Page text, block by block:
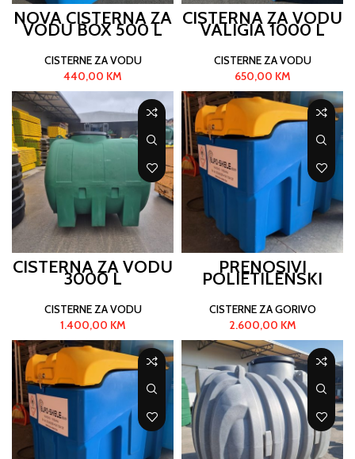
NOVA CISTERNA ZA
VODU BOX 500 L
CISTERNE ZA VODU
440,00 KM
CISTERNA ZA VODU
VALIGIA 1000 L
CISTERNE ZA VODU
650,00 KM
CISTERNA ZA VODU
3000 L
CISTERNE ZA VODU
1.400,00 KM
PRENOSIVI
POLIETILENSKI
REZERVOAR ZA
GORIVO 440 L
CISTERNE ZA GORIVO
2.600,00 KM